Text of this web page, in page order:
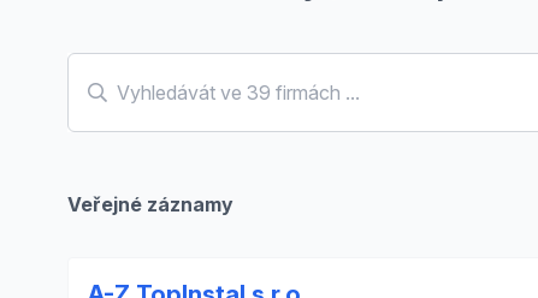
Veřejné záznamy